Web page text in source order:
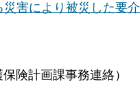
害により被災した要
計画課事務連絡）